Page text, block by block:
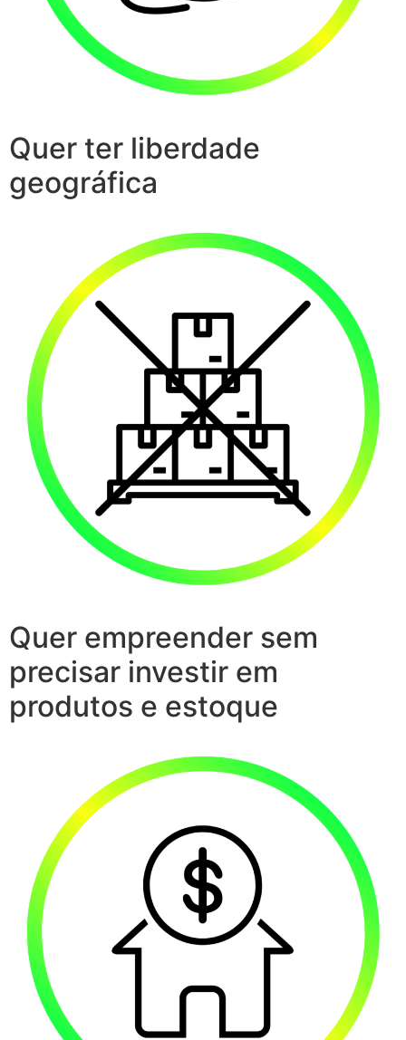
Quer ter liberdade
geográfica
Quer empreender sem
precisar investir em
produtos e estoque